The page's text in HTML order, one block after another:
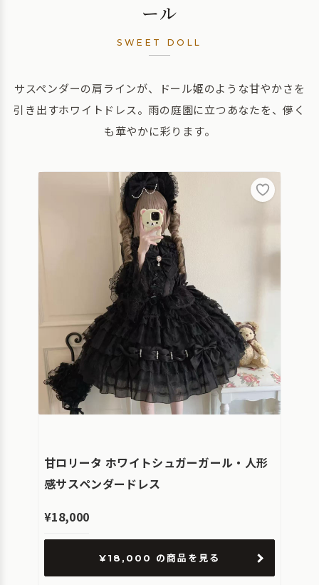
ール
SWEET DOLL
サスペンダーの肩ラインが、ドール姫のような甘やかさを
引き出すホワイトドレス。雨の庭園に立つあなたを、儚く
も華やかに彩ります。
甘ロリータ ホワイトシュガーガール・人形
感サスペンダードレス
¥18,000
¥18,000 の商品を見る